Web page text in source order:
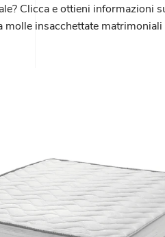
Clicca e ottieni informazioni
insacchettate matrimoniali